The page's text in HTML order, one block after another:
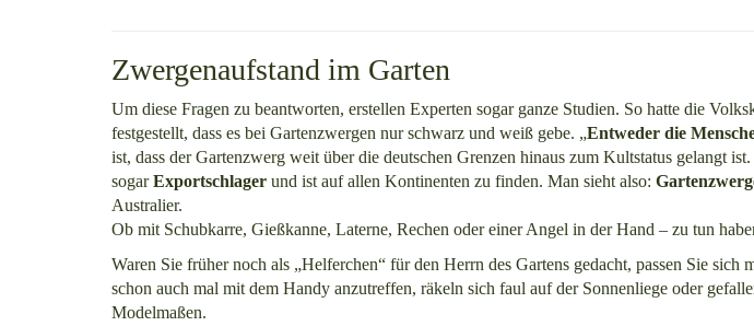
Zwergenaufstand im Garten
Um diese Fragen zu beantworten, erstellen Experten sogar ganze Studien. So hatte die
festgestellt, dass es bei Gartenzwergen nur schwarz und weiß gebe. „Entweder die
ist, dass der Gartenzwerg weit über die deutschen Grenzen hinaus zum Kultstatus gelangt
sogarExportschlager und ist auf allen Kontinenten zu finden. Man sieht also:
Australier.
Ob mit Schubkarre, Gießkanne, Laterne, Rechen oder einer Angel in der Hand – zu tun
Waren Sie früher noch als „Helferchen“ für den Herrn des Gartens gedacht, passen Sie sich
schon auch mal mit dem Handy anzutreffen, räkeln sich faul auf der Sonnenliege oder
Modelmaßen.